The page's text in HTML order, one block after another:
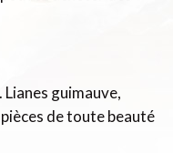
guimauve,
de toute beauté